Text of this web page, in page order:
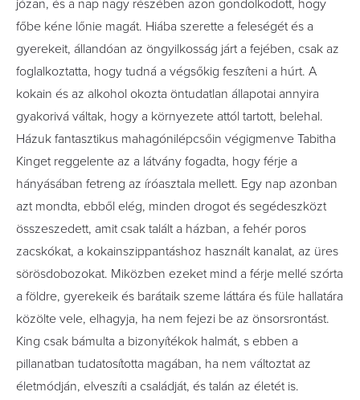
józan, és a nap nagy részében azon gondolkodott, hogy
főbe kéne lőnie magát. Hiába szerette a feleségét és a
gyerekeit, állandóan az öngyilkosság járt a fejében, csak az
foglalkoztatta, hogy tudná a végsőkig feszíteni a húrt. A
kokain és az alkohol okozta öntudatlan állapotai annyira
gyakorivá váltak, hogy a környezete attól tartott, belehal.
Házuk fantasztikus mahagónilépcsőin végigmenve Tabitha
Kinget reggelente az a látvány fogadta, hogy férje a
hányásában fetreng az íróasztala mellett. Egy nap azonban
azt mondta, ebből elég, minden drogot és segédeszközt
összeszedett, amit csak talált a házban, a fehér poros
zacskókat, a kokainszippantáshoz használt kanalat, az üres
sörösdobozokat. Miközben ezeket mind a férje mellé szórta
a földre, gyerekeik és barátaik szeme láttára és füle hallatára
közölte vele, elhagyja, ha nem fejezi be az önsorsrontást.
King csak bámulta a bizonyítékok halmát, s ebben a
pillanatban tudatosította magában, ha nem változtat az
életmódján, elveszíti a családját, és talán az életét is.